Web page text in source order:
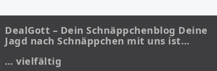
DealGott – Dein Schnäppchenblog Deine
Jagd nach Schnäppchen mit uns ist…
… vielfältig